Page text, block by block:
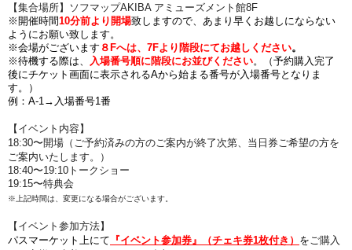
【集合場所】ソフマップAKIBA アミューズメント館8F
※開催時間10分前より開場致しますので、あまり早くお越しにならない
ようにお願い致します。
※会場がございます ８Fへは、7Fより階段にてお越しください。
※待機する際は、 入場番号順に階段にお並びください。（予約購入完了
後にチケット画面に表示されるAから始まる番号が入場番号となりま
す。）
例：A-1→入場番号1番
【イベント内容】
18:30〜開場 （ご予約済みの方のご案内が終了次第、当日券ご希望の方を
ご案内いたします。）
18:40〜19:10トークショー
19:15〜特典会
※上記時間は、変更になる場合がございます。
【イベント参加方法】
パスマーケット上にて 『イベント参加券』（チェキ券1枚付き） をご購入